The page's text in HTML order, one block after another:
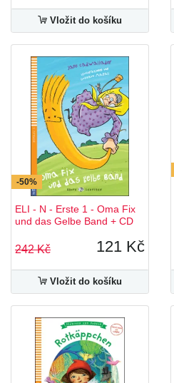
Vložit do košíku
-50%
ELI - N - Erste 1 - Oma Fix
und das Gelbe Band + CD
242 Kč 121 Kč
Vložit do košíku